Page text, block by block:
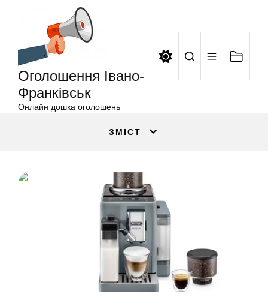
Оголошення Івано-
Франківськ
Онлайн дошка оголошень
ЗМІСТ